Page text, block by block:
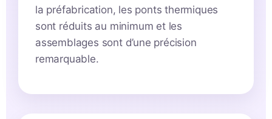
la préfabrication, les ponts thermiques
sont réduits au minimum et les
assemblages sont d’une précision
remarquable.